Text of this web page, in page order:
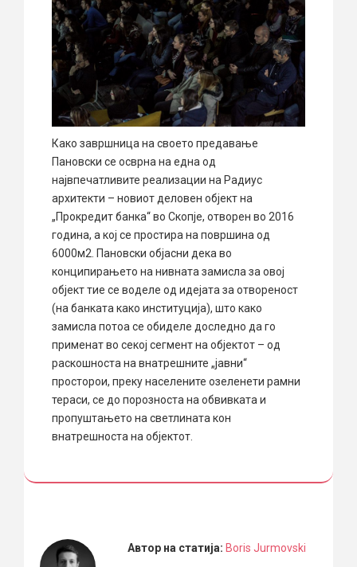
Како завршница на своето предавање
Пановски се осврна на една од
највпечатливите реализации на Радиус
архитекти – новиот деловен објект на
„Прокредит банка“ во Скопје, отворен во 2016
година, а кој се простира на површина од
6000м2. Пановски објасни дека во
конципирањето на нивната замисла за овој
објект тие се воделе од идејата за отвореност
(на банката како институција), што како
замисла потоа се обиделе доследно да го
применат во секој сегмент на објектот – од
раскошноста на внатрешните „јавни“
просторои, преку населените озеленети рамни
тераси, се до порозноста на обвивката и
пропуштањето на светлината кон
внатрешноста на објектот.
Автор на статија: Boris Jurmovski